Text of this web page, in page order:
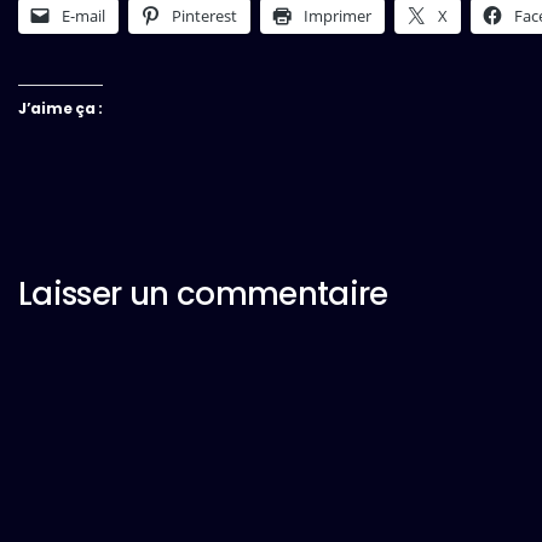
E-mail Pinterest Imprimer X
J’aime ça :
Laisser un commentaire